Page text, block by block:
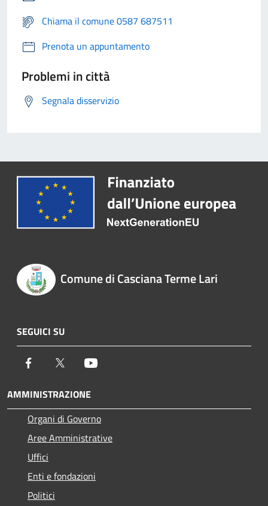
Chiama il comune 0587 687511
Prenota un appuntamento
Problemi in città
Segnala disservizio
Comune di Casciana Terme Lari
SEGUICI SU
Facebook Twitter
AMMINISTRAZIONE
Organi di Governo
Aree Amministrative
Uffici
Enti e fondazioni
Politici